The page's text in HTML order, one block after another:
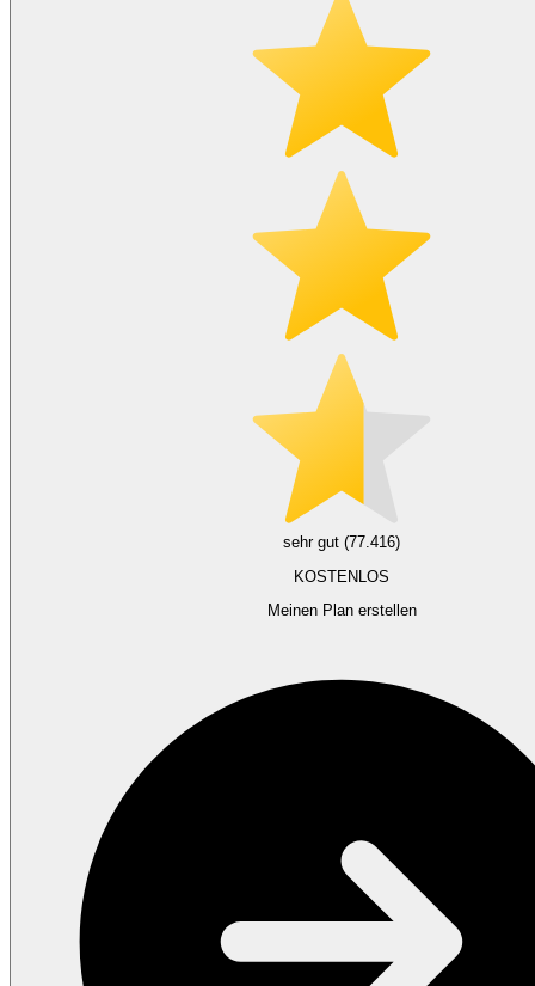
sehr gut (77.416)
KOSTENLOS
Meinen Plan erstellen